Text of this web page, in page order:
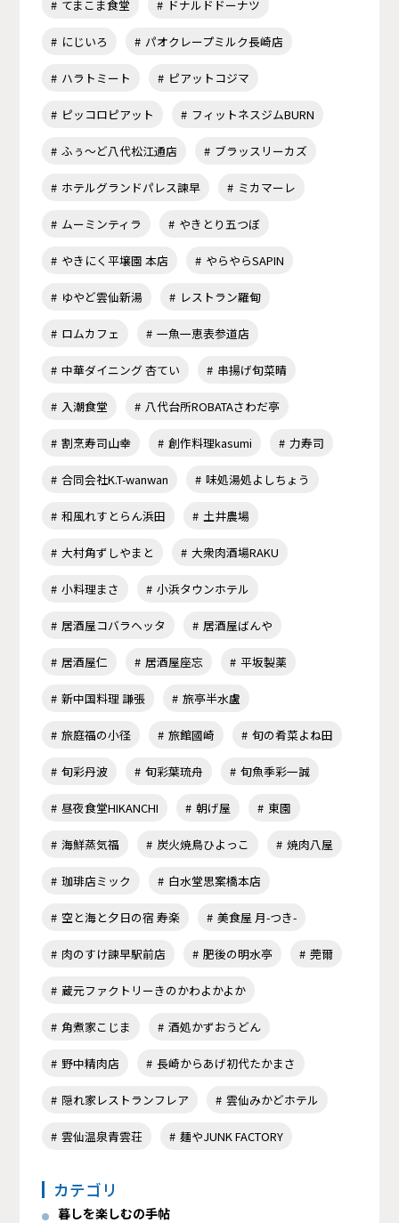
てまこま食堂 ドナルドドーナツ
にじいろ パオクレープミルク長崎店
ハラトミート ピアットコジマ
ピッコロピアット フィットネスジムBURN
ふぅ～ど八代松江通店 ブラッスリーカズ
ホテルグランドパレス諫早 ミカマーレ
ムーミンティラ やきとり五つぼ
やきにく平壌園 本店 やらやらSAPIN
ゆやど雲仙新湯 レストラン羅甸
ロムカフェ 一魚一恵表参道店
中華ダイニング 杏てい 串揚げ旬菜晴
入潮食堂 八代台所ROBATAさわだ亭
割烹寿司山幸 創作料理kasumi 力寿司
合同会社K.T-wanwan 味処湯処よしちょう
和風れすとらん浜田 土井農場
大村角ずしやまと 大衆肉酒場RAKU
小料理まさ 小浜タウンホテル
居酒屋コバラヘッタ 居酒屋ばんや
居酒屋仁 居酒屋座忘 平坂製薬
新中国料理 謙張 旅亭半水盧
旅庭福の小径 旅館國崎 旬の肴菜よね田
旬彩丹波 旬彩葉琉舟 旬魚季彩一誠
昼夜食堂HIKANCHI 朝げ屋 東園
海鮮蒸気福 炭火焼鳥ひよっこ 焼肉八屋
珈琲店ミック 白水堂思案橋本店
空と海と夕日の宿 寿楽 美食屋 月-つき-
肉のすけ諫早駅前店 肥後の明水亭 莞爾
蔵元ファクトリーきのかわよかよか
角煮家こじま 酒処かずおうどん
野中精肉店 長崎からあげ初代たかまさ
隠れ家レストランフレア 雲仙みかどホテル
雲仙温泉青雲荘 麺やJUNK FACTORY
カテゴリ
暮しを楽しむの手帖